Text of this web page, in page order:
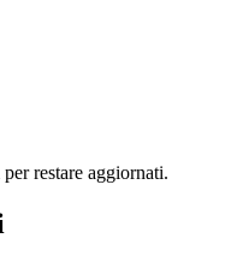
restare aggiornati.